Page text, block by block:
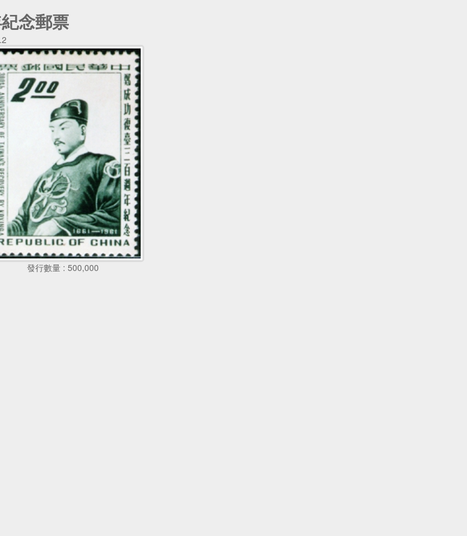
念郵票
發行數量 : 500,000